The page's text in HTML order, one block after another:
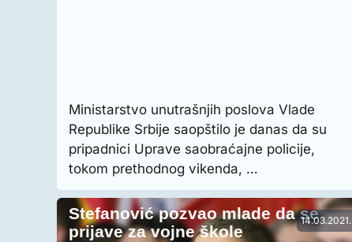
Ministarstvo unutrašnjih poslova Vlade
Republike Srbije saopštilo je danas da su
pripadnici Uprave saobraćajne policije,
tokom prethodnog vikenda, …
14.03.2021.
Stefanović pozvao mlade da se
prijave za vojne škole